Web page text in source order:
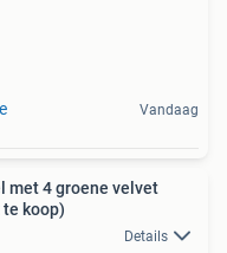
Vandaag
met 4 groene velvet
koop)
Details